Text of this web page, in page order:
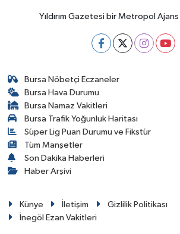
Yıldırım Gazetesi bir Metropol
Bursa Nöbetçi Eczaneler
Bursa Hava Durumu
Bursa Namaz Vakitleri
Bursa Trafik Yoğunluk Haritası
Süper Lig Puan Durumu ve Fikstür
Tüm Manşetler
Son Dakika Haberleri
Haber Arşivi
Künye İletişim
Gizlilik Politikası
İnegöl Ezan Vakitleri